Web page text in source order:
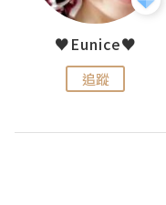
♥Eunice♥
追蹤